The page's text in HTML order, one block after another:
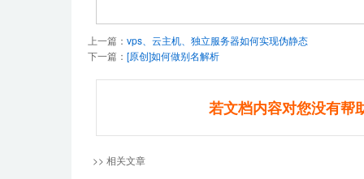
上一篇： vps、云主机、独立服务器如何实现伪静态
下一篇： [原创]如何做别名解析
若文档内容对您没有帮
>> 相关文章